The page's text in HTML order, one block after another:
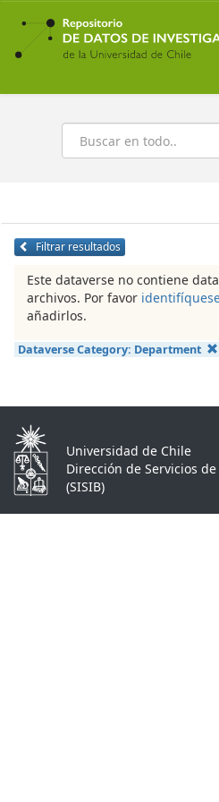
Ir
contenido
principal
Buscar
Filtrar resultados
Este dataverse no contiene
archivos. Por favor
añadirlos.
Dataverse Category: Department
Universidad de Chile
Dirección de Servicios
(SISIB)